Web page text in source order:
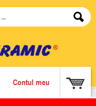
Contul meu